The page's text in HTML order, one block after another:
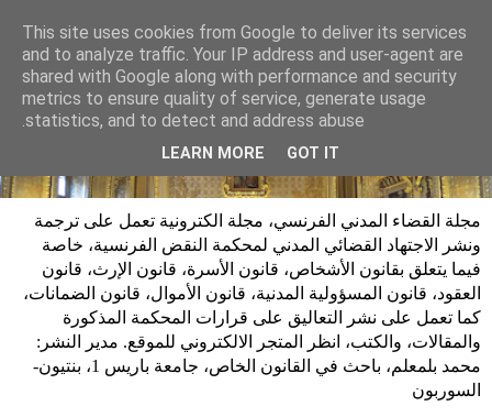
مجلة القضاء المدني الفرنسي، مجلة الكترونية تعمل على ترجمة
ونشر الاجتهاد القضائي المدني لمحكمة النقض الفرنسية، خاصة
فيما يتعلق بقانون الأشخاص، قانون الأسرة، قانون الإرث، قانون
العقود، قانون المسؤولية المدنية، قانون الأموال، قانون الضمانات،
كما تعمل على نشر التعاليق على قرارات المحكمة المذكورة
والمقالات، والكتب، انظر المتجر الالكتروني للموقع. مدير النشر:
محمد بلمعلم، باحث في القانون الخاص، جامعة باريس 1، بنتيون-
السوربون
This site uses cookies from Google to deliver its services
and to analyze traffic. Your IP address and user-agent are
shared with Google along with performance and security
metrics to ensure quality of service, generate usage
statistics, and to detect and address abuse.
LEARN MORE GOT IT